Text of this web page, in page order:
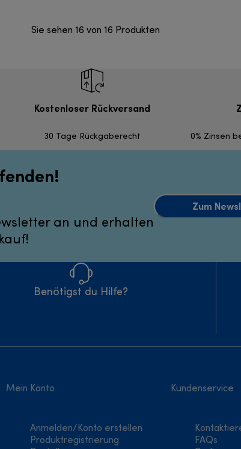
Sie sehen 16 von 16 Produkten
Kostenloser Rückversand
30 Tage Rückgaberecht 0% Zinsen
an und erhalten
Zum
Benötigst du Hilfe?
Mein Konto
Anmelden/Konto erstellen
Produktregistrierung
Kundenservice
FAQs